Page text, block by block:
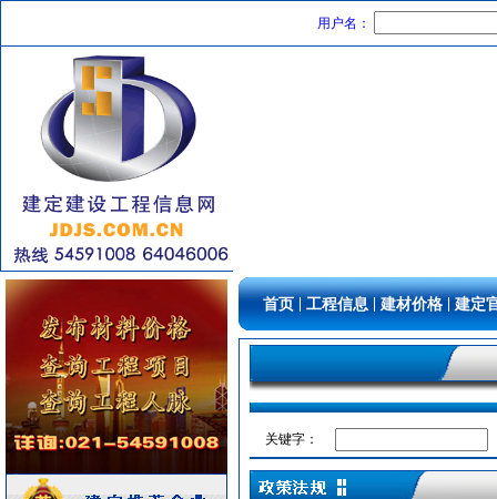
用户名：
铝扣板天花 [采购中]
消防水泵接合器 [采购中]
消防系统 [采购中]
PVC窗帘 [采购中]
二头隔栅射灯 [采购中]
照明灯具 [采购中]
卫生洁具 [采购中]
消防水泵接合器 [采购中]
仿古砖
供水设备
[采购中]
暖通系统 [采购中]
墙地面砖 [采购中]
防火隔热 [采购中]
强弱电设施 [采购中]
陶瓷制品 [采购中]
装饰石材
首页 工程信息 建材价格 建定
关键字：